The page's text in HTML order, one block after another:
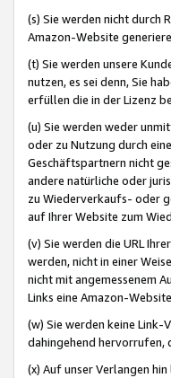
(s) Sie werden nicht durch
Amazon-Website
(t) Sie werden unsere
nutzen, es sei denn, Sie
erfüllen die in der Lizenz
(u) Sie werden weder
oder zu Nutzung durch
Geschäftspartnern nicht
andere natürliche oder
zu Wiederverkaufs- oder
auf Ihrer Website zum
(v) Sie werden die URL
werden, nicht in einer
nicht mit angemessenem
Links eine Amazon-
(w) Sie werden keine
dahingehend hervorrufen,
(x) Auf unser Verlangen